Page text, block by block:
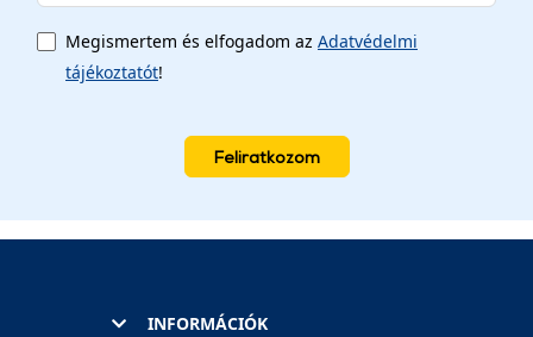
Megismertem és elfogadom az Adatvédelmi
tájékoztatót!
Feliratkozom
INFORMÁCIÓK